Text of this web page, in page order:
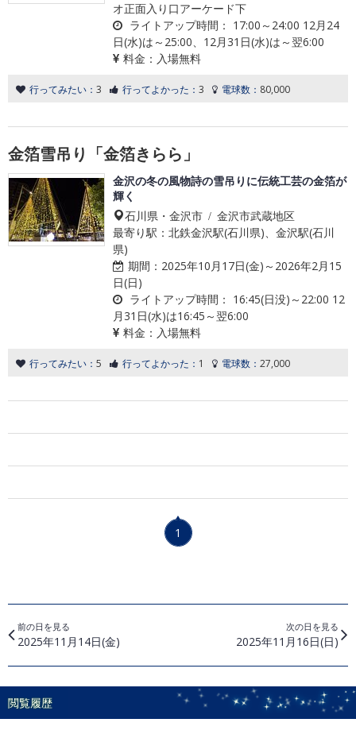
オ正面入り口アーケード下
ライトアップ時間： 17:00～24:00 12月24
日(水)は～25:00、12月31日(水)は～翌6:00
料金： 入場無料
行ってみたい： 3 行ってよかった： 3 電球数： 80,000
金箔雪吊り「金箔きらら」
金沢の冬の風物詩の雪吊りに伝統工芸の金箔が
輝く
石川県・金沢市 / 金沢市武蔵地区
最寄り駅：北鉄金沢駅(石川県)、金沢駅(石川
県)
期間： 2025年10月17日(金)～2026年2月15
日(日)
ライトアップ時間： 16:45(日没)～22:00 12
月31日(水)は16:45～翌6:00
料金： 入場無料
行ってみたい： 5 行ってよかった： 1 電球数： 27,000
1
前の日を見る
2025年11月14日(金)
次の日を見る
2025年11月16日(日)
閲覧履歴